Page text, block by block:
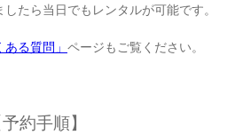
たら当日でもレンタルが可能です。
ある質問」 ページもご覧ください。
予約手順】